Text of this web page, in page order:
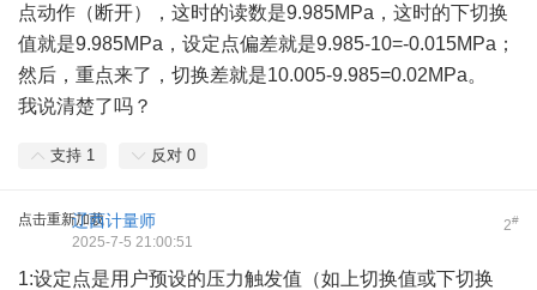
点动作（断开），这时的读数是9.985MPa，这时的下切换
值就是9.985MPa，设定点偏差就是9.985-10=-0.015MPa；
然后，重点来了，切换差就是10.005-9.985=0.02MPa。
我说清楚了吗？
支持 1 反对 0
点击重新加载 2#
辽西计量师
2025-7-5 21:00:51
1:设定点是用户预设的压力触发值（如上切换值或下切换